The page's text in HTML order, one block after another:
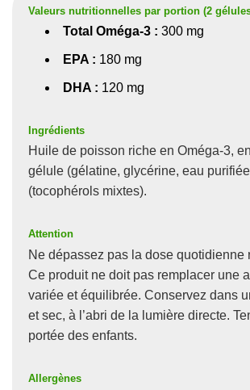
Valeurs nutritionnelles par portion (2
Total Oméga-3 : 300 mg
EPA : 180 mg
DHA : 120 mg
Ingrédients
Huile de poisson riche en Oméga-3,
gélule (gélatine, glycérine, eau
(tocophérols mixtes).
Attention
Ne dépassez pas la dose quotidienne
Ce produit ne doit pas remplacer une
variée et équilibrée. Conservez dans
et sec, à l’abri de la lumière directe.
portée des enfants.
Allergènes